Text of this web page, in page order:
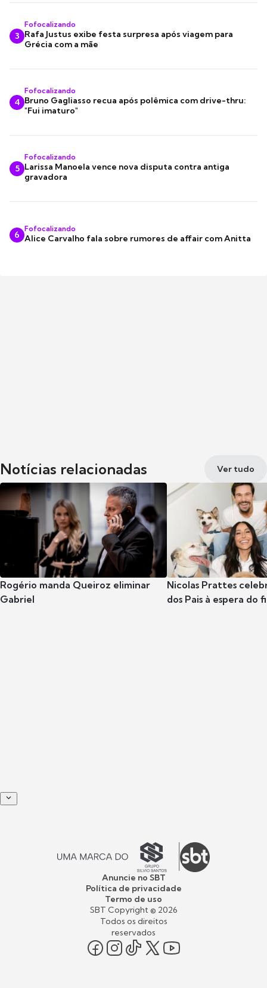
3
Fofocalizando
Rafa Justus exibe festa surpresa após viagem para
Grécia com a mãe
4
Fofocalizando
Bruno Gagliasso recua após polêmica com drive-thru:
"Fui imaturo"
5
Fofocalizando
Larissa Manoela vence nova disputa contra antiga
gravadora
6
Fofocalizando
Alice Carvalho fala sobre rumores de affair com Anitta
Notícias relacionadas Ver tudo
Rogério manda Queiroz eliminar
Gabriel
Nicolas Prattes
dos Pais à espera do
Anuncie no SBT
Política de privacidade
Termo de uso
SBT Copyright © 2026
Todos os direitos
reservados